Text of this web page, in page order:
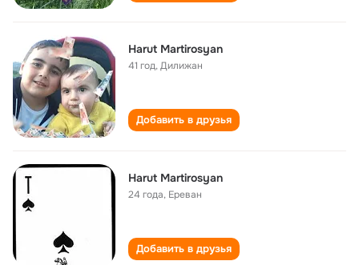
Harut Martirosyan
41 год,Дилижан
Добавить в друзья
Harut Martirosyan
24 года, Ереван
Добавить в друзья